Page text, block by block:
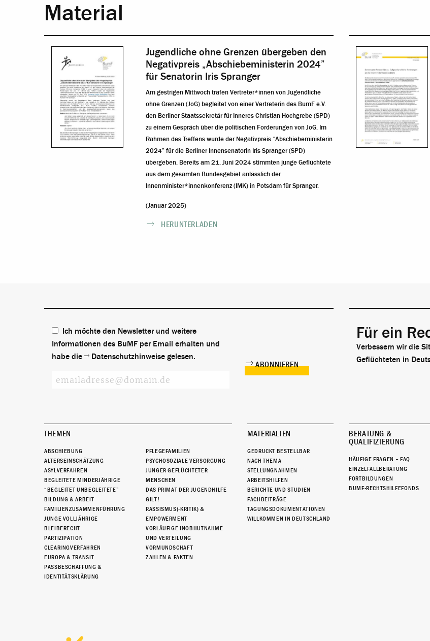
Material
Jugendliche ohne Grenzen übergeben den
Negativpreis „Abschiebeministerin 2024”
für Senatorin Iris Spranger
Am gestrigen Mittwoch trafen Vertreter*innen von Jugendliche
ohne Grenzen (JoG) begleitet von einer Vertreterin des BumF e.V.
den Berliner Staatssekretär für Inneres Christian Hochgrebe (SPD)
zu einem Gespräch über die politischen Forderungen von JoG. Im
Rahmen des Treffens wurde der Negativpreis “Abschiebeministerin
2024” für die Berliner Innensenatorin Iris Spranger (SPD)
übergeben. Bereits am 21. Juni 2024 stimmten junge Geflüchtete
aus dem gesamten Bundesgebiet anlässlich der
Innenminister*innenkonferenz (IMK) in Potsdam für Spranger.
(Januar 2025)
HERUNTERLADEN
Ich möchte den Newsletter und weitere
Informationen des BuMF per Email erhalten und
habe die
Datenschutzhinweise gelesen.
Für ein
Verbessern wir die
Geflüchteten in
THEMEN
ABSCHIEBUNG
ALTERSEINSCHÄTZUNG
ASYLVERFAHREN
BEGLEITETE MINDERJÄHRIGE
“BEGLEITET UNBEGLEITETE”
BILDUNG & ARBEIT
FAMILIENZUSAMMENFÜHRUNG
JUNGE VOLLJÄHRIGE
BLEIBERECHT
PARTIZIPATION
CLEARINGVERFAHREN
EUROPA & TRANSIT
PASSBESCHAFFUNG &
IDENTITÄTSKLÄRUNG
PFLEGEFAMILIEN
PSYCHOSOZIALE VERSORGUNG
JUNGER GEFLÜCHTETER
MENSCHEN
DAS PRIMAT DER JUGENDHILFE
GILT!
RASSISMUS(-KRITIK) &
EMPOWERMENT
VORLÄUFIGE INOBHUTNAHME
UND VERTEILUNG
VORMUNDSCHAFT
ZAHLEN & FAKTEN
MATERIALIEN
GEDRUCKT BESTELLBAR
NACH THEMA
STELLUNGNAHMEN
ARBEITSHILFEN
BERICHTE UND STUDIEN
FACHBEITRÄGE
TAGUNGSDOKUMENTATIONEN
WILLKOMMEN IN DEUTSCHLAND
BERATUNG &
QUALIFIZIERUNG
HÄUFIGE FRAGEN – FAQ
EINZELFALLBERATUNG
FORTBILDUNGEN
BUMF-RECHTSHILFEFONDS